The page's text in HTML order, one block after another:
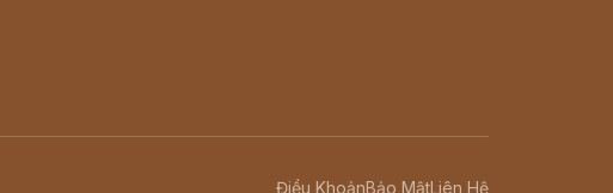
Điều KhoảnBảo MậtLiên Hệ